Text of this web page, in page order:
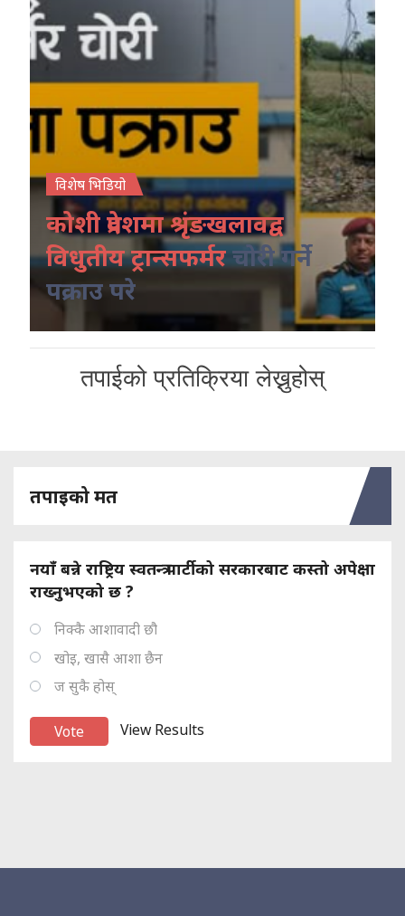
विशेष भिडियो
कोशी प्रदेशमा श्रृंङखलावद्व
विधुतीय ट्रान्सफर्मरचोरी गर्ने
पक्राउ परे
तपाईको प्रतिक्रिया लेख्नुहोस्
तपाइको मत
नयाँ बन्ने राष्ट्रिय स्वतन्त्र पार्टीको सरकारबाट कस्तो अपेक्षा
राख्नुभएको छ ?
निक्कै आशावादी छौ
खोइ, खासै आशा छैन
ज सुकै होस्
View Results